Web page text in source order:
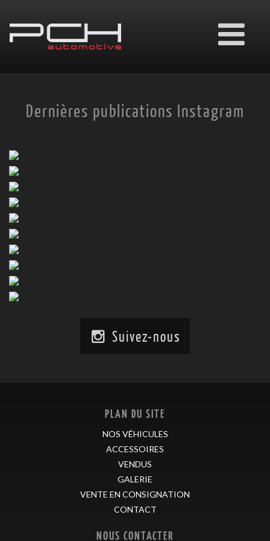
Ouvrir
le
Dernières publications Instagram
Suivez-nous
PLAN DU SITE
NOS VÉHICULES
ACCESSOIRES
VENDUS
GALERIE
VENTE EN CONSIGNATION
CONTACT
NOUS CONTACTER